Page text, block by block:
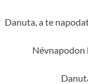
Danuta, a te
Névnapodon